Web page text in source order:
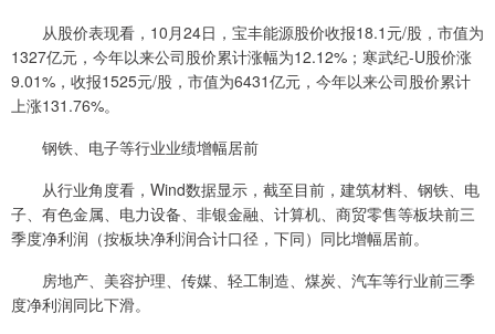
从股价表现看，10月24日，宝丰能源股价收报18.1元/股，市值为
1327亿元，今年以来公司股价累计涨幅为12.12%；寒武纪-U股价涨
9.01%，收报1525元/股，市值为6431亿元，今年以来公司股价累计
上涨131.76%。
钢铁、电子等行业业绩增幅居前
从行业角度看，Wind数据显示，截至目前，建筑材料、钢铁、电
子、有色金属、电力设备、非银金融、计算机、商贸零售等板块前三
季度净利润（按板块净利润合计口径，下同）同比增幅居前。
房地产、美容护理、传媒、轻工制造、煤炭、汽车等行业前三季
度净利润同比下滑。